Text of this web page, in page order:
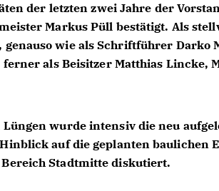
der letzten zwei Jahre der
Markus Püll bestätigt. Als
wie als Schriftführer Darko
ferner als BeisitzerMatthias Lincke,
wurde intensiv die neu
auf die geplanten baulichen
Stadtmitte diskutiert.